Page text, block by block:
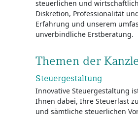
steuerlichen und
Diskretion, Professionalität
Erfahrung und unserem
unverbindliche Erstberatung.
Themen der
Steuergestaltung
Innovative Steuergestaltung
Ihnen dabei, Ihre Steuerlast
und sämtliche steuerlichen